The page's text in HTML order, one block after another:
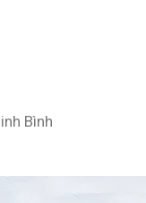
Bình